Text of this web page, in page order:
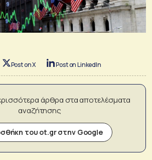
Post on X Post on LinkedIn
άρθρα στα αποτελέσματα
αναζήτησης
του ot.gr στην Google